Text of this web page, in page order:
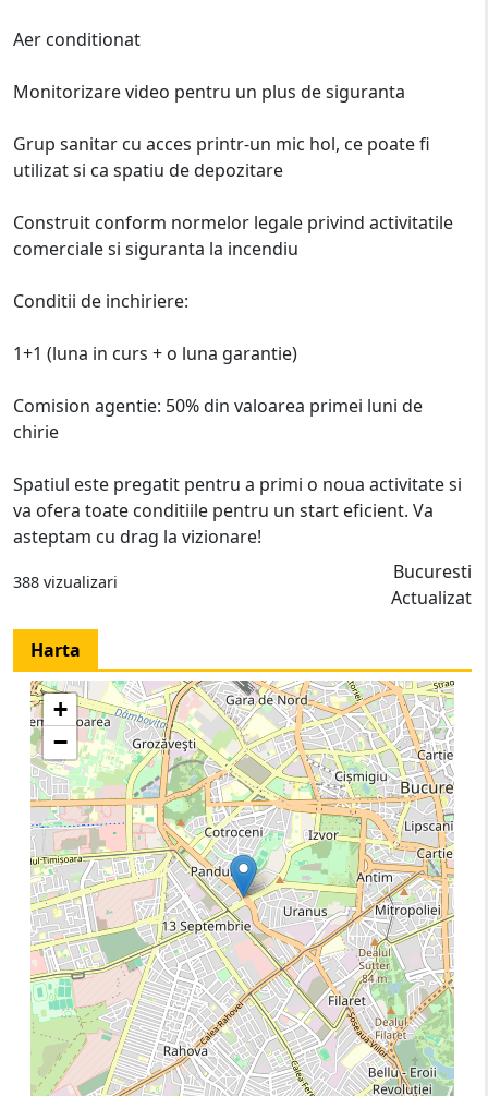
Aer conditionat
Monitorizare video pentru un plus de siguranta
Grup sanitar cu acces printr-un mic hol, ce poate fi
utilizat si ca spatiu de depozitare
Construit conform normelor legale privind activitatile
comerciale si siguranta la incendiu
Conditii de inchiriere:
1+1 (luna in curs + o luna garantie)
Comision agentie: 50% din valoarea primei luni de
chirie
Spatiul este pregatit pentru a primi o noua activitate si
va ofera toate conditiile pentru un start eficient. Va
asteptam cu drag la vizionare!
388 vizualizari
Bucuresti
Actualizat
Harta
+
−